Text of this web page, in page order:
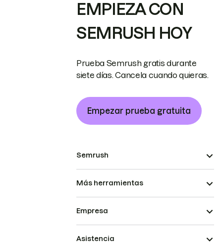
EMPIEZA CON
SEMRUSH HOY
Prueba Semrush gratis durante
siete días. Cancela cuando quieras.
Empezar prueba gratuita
Semrush
Más herramientas
Empresa
Asistencia